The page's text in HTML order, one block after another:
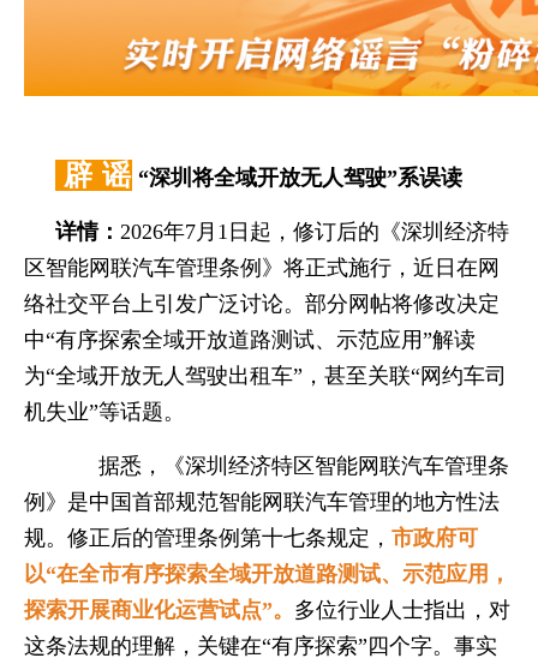
辟 谣 “深圳将全域开放无人驾驶”系误读
详情： 2026年7月1日起，修订后的《深圳经济特
区智能网联汽车管理条例》将正式施行，近日在网
络社交平台上引发广泛讨论。部分网帖将修改决定
中“有序探索全域开放道路测试、示范应用”解读
为“全域开放无人驾驶出租车”，甚至关联“网约车司
机失业”等话题。
据悉，《深圳经济特区智能网联汽车管理条
例》是中国首部规范智能网联汽车管理的地方性法
规。修正后的管理条例第十七条规定， 市政府可
以“在全市有序探索全域开放道路测试、示范应用，
探索开展商业化运营试点”。 多位行业人士指出，对
这条法规的理解，关键在“有序探索”四个字。事实